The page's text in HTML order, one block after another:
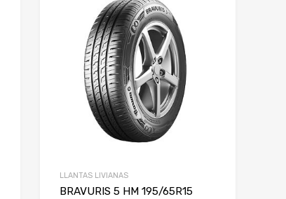
LLANTAS LIVIANAS
BRAVURIS 5 HM 195/65R15